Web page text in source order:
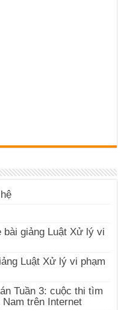
bài giảng Luật Xử lý vi
Luật Xử lý vi phạm
Tuần 3: cuộc thi tìm
trên Internet